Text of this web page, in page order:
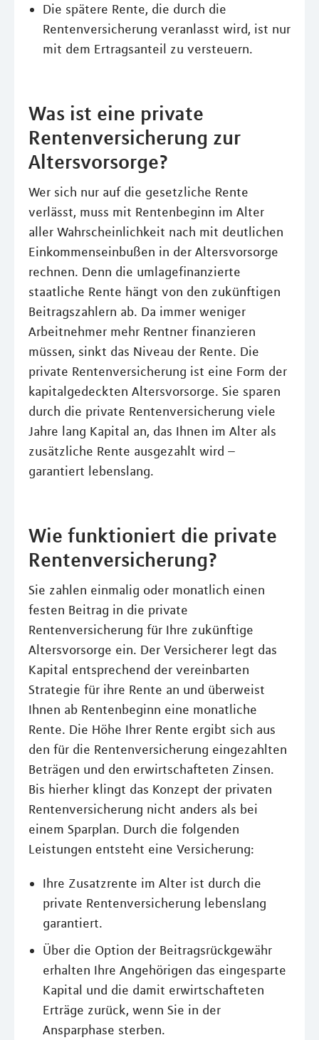
Die spätere Rente, die durch die
Rentenversicherung veranlasst wird, ist nur
mit dem Ertragsanteil zu versteuern.
Was ist eine private
Rentenversicherung zur
Altersvorsorge?
Wer sich nur auf die gesetzliche Rente
verlässt, muss mit Rentenbeginn im Alter
aller Wahrscheinlichkeit nach mit deutlichen
Einkommenseinbußen in der Altersvorsorge
rechnen. Denn die umlagefinanzierte
staatliche Rente hängt von den zukünftigen
Beitragszahlern ab. Da immer weniger
Arbeitnehmer mehr Rentner finanzieren
müssen, sinkt das Niveau der Rente. Die
private Rentenversicherung ist eine Form der
kapitalgedeckten Altersvorsorge. Sie sparen
durch die private Rentenversicherung viele
Jahre lang Kapital an, das Ihnen im Alter als
zusätzliche Rente ausgezahlt wird –
garantiert lebenslang.
Wie funktioniert die private
Rentenversicherung?
Sie zahlen einmalig oder monatlich einen
festen Beitrag in die private
Rentenversicherung für Ihre zukünftige
Altersvorsorge ein. Der Versicherer legt das
Kapital entsprechend der vereinbarten
Strategie für ihre Rente an und überweist
Ihnen ab Rentenbeginn eine monatliche
Rente. Die Höhe Ihrer Rente ergibt sich aus
den für die Rentenversicherung eingezahlten
Beträgen und den erwirtschafteten Zinsen.
Bis hierher klingt das Konzept der privaten
Rentenversicherung nicht anders als bei
einem Sparplan. Durch die folgenden
Leistungen entsteht eine Versicherung:
Ihre Zusatzrente im Alter ist durch die
private Rentenversicherung lebenslang
garantiert.
Über die Option der Beitragsrückgewähr
erhalten Ihre Angehörigen das eingesparte
Kapital und die damit erwirtschafteten
Erträge zurück, wenn Sie in der
Ansparphase sterben.